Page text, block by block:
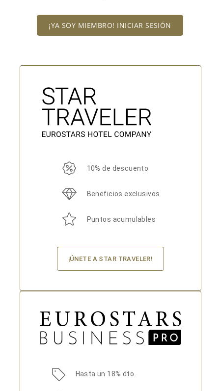
¡YA SOY MIEMBRO! INICIAR SESIÓN
10% de descuento
Beneficios exclusivos
Puntos acumulables
¡ÚNETE A STAR TRAVELER!
Hasta un 18% dto.